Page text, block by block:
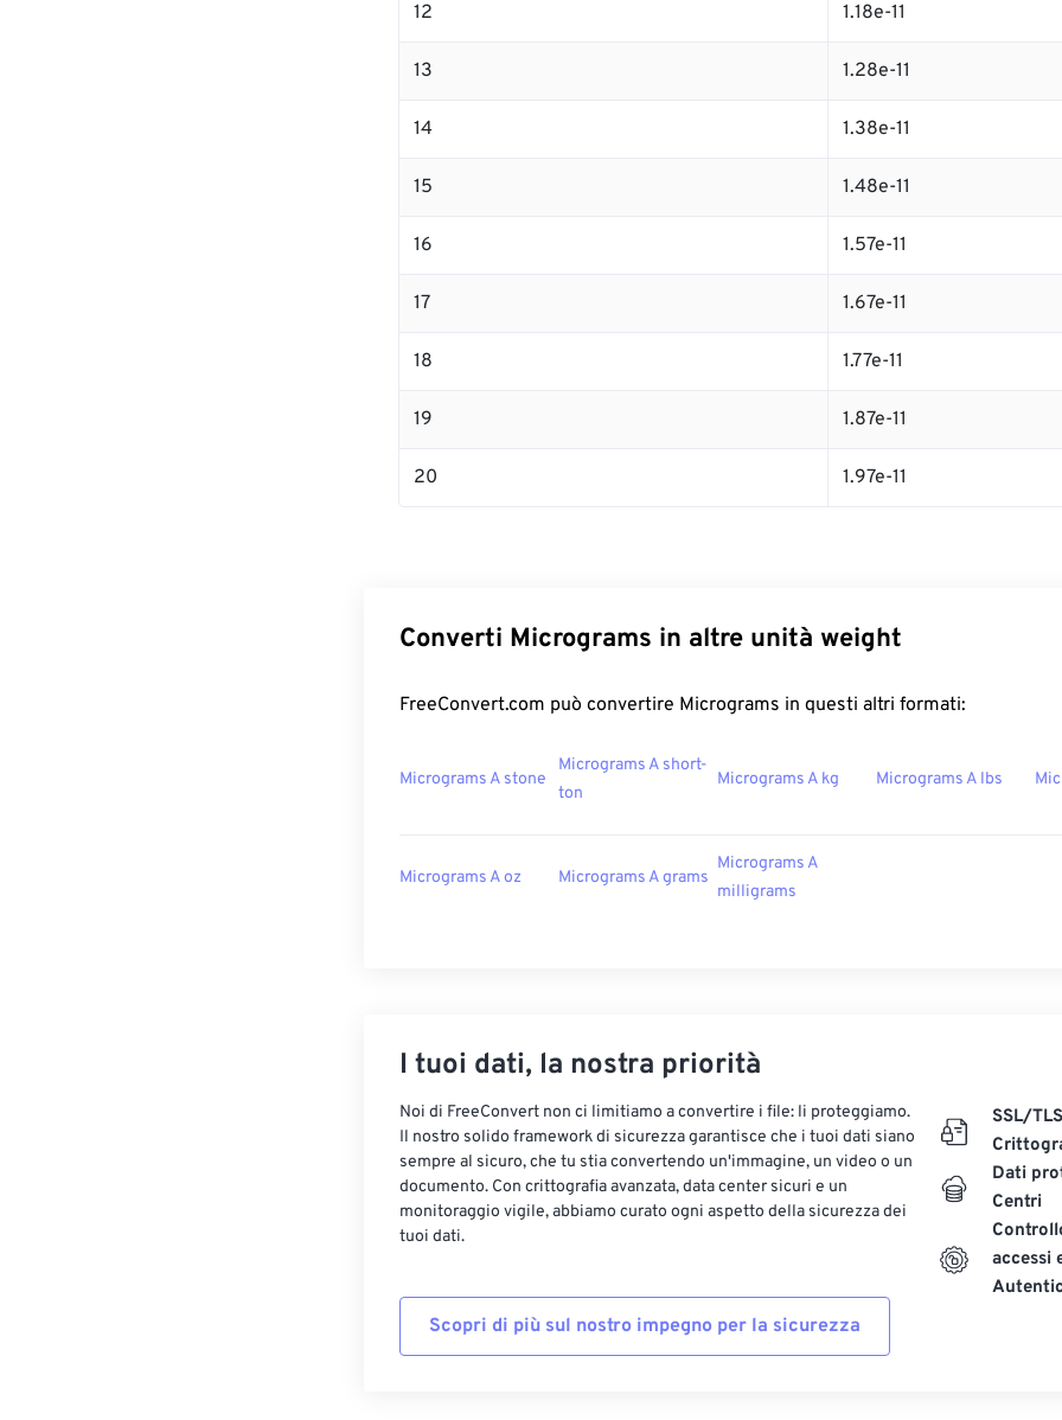
12 1.18e-11
13 1.28e-11
14 1.38e-11
15 1.48e-11
16 1.57e-11
17 1.67e-11
18 1.77e-11
19 1.87e-11
20 1.97e-11
Converti Micrograms in altre unità weight
FreeConvert.com può convertire Micrograms in questi altri formati:
Micrograms A stone
Micrograms A short-
ton
Micrograms A kg Micrograms A lbs
Micrograms A oz Micrograms A grams
Micrograms A
milligrams
I tuoi dati, la nostra priorità
Noi di FreeConvert non ci limitiamo a convertire i file: li proteggiamo.
Il nostro solido framework di sicurezza garantisce che i tuoi dati siano
sempre al sicuro, che tu stia convertendo un'immagine, un video o un
documento. Con crittografia avanzata, data center sicuri e un
monitoraggio vigile, abbiamo curato ogni aspetto della sicurezza dei
tuoi dati.
Scopri di più sul nostro impegno per la sicurezza
SSL/TLS
Dati
Centri
accessi